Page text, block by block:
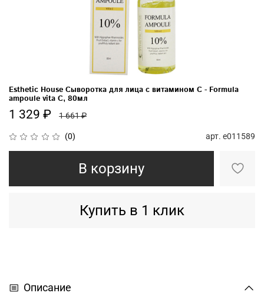
(0) арт. e011589
Esthetic House Сыворотка для лица с витамином С - Formula
ampoule vita C, 80мл
1 329 ₽ 1 661 ₽
В корзину
Купить в 1 клик
Описание